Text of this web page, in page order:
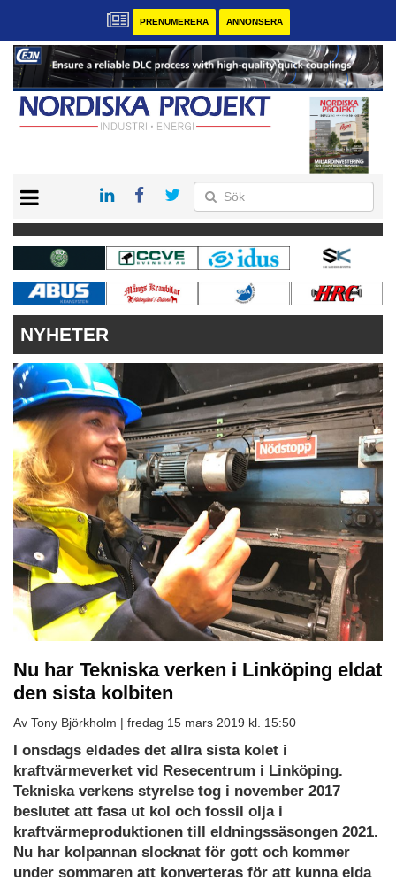
PRENUMERERA ANNONSERA
KONTAKT
VÅRA ANDRA MAGASIN
PRENUMERERA
ANNONSERA
NYHETER
Nu har Tekniska verken i Linköping eldat
den sista kolbiten
Av Tony Björkholm | fredag 15 mars 2019 kl. 15:50
I onsdags eldades det allra sista kolet i
kraftvärmeverket vid Resecentrum i Linköping.
Tekniska verkens styrelse tog i november 2017
beslutet att fasa ut kol och fossil olja i
kraftvärmeproduktionen till eldningssäsongen 2021.
Nu har kolpannan slocknat för gott och kommer
under sommaren att konverteras för att kunna elda